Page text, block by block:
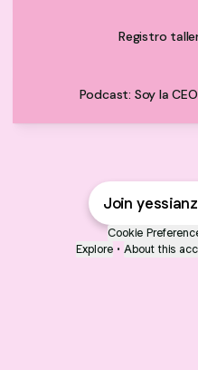
Registro
Podcast: Soy la
Join
Cookie
Explore • About this